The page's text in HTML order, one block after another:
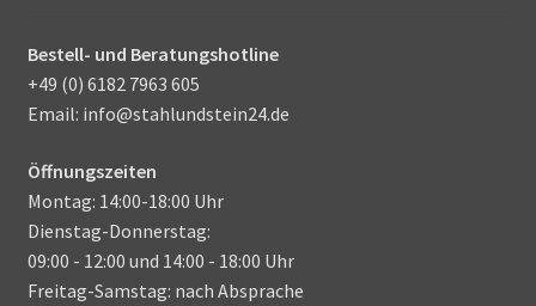
Bestell- und Beratungshotline
+49 (0) 6182 7963 605
Email: info@stahlundstein24.de
Öffnungszeiten
Montag: 14:00-18:00 Uhr
Dienstag-Donnerstag:
09:00 - 12:00 und 14:00 - 18:00 Uhr
Freitag-Samstag: nach Absprache